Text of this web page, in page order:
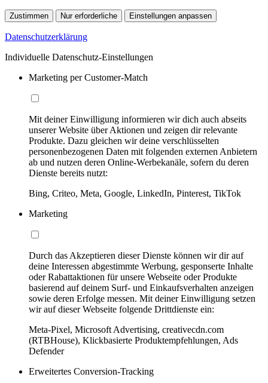
Zustimmen Nur erforderliche Einstellungen anpassen
Datenschutzerklärung
Individuelle Datenschutz-Einstellungen
Marketing per Customer-Match
Mit deiner Einwilligung informieren wir dich auch abseits
unserer Website über Aktionen und zeigen dir relevante
Produkte. Dazu gleichen wir deine verschlüsselten
personenbezogenen Daten mit folgenden externen Anbietern
ab und nutzen deren Online-Werbekanäle, sofern du deren
Dienste bereits nutzt:
Bing, Criteo, Meta, Google, LinkedIn, Pinterest, TikTok
Marketing
Durch das Akzeptieren dieser Dienste können wir dir auf
deine Interessen abgestimmte Werbung, gesponserte Inhalte
oder Rabattaktionen für unsere Webseite oder Produkte
basierend auf deinem Surf- und Einkaufsverhalten anzeigen
sowie deren Erfolge messen. Mit deiner Einwilligung setzen
wir auf dieser Webseite folgende Drittdienste ein:
Meta-Pixel, Microsoft Advertising, creativecdn.com
(RTBHouse), Klickbasierte Produktempfehlungen, Ads
Defender
Erweitertes Conversion-Tracking